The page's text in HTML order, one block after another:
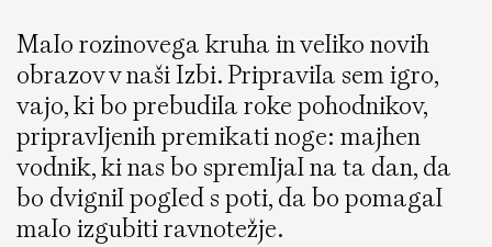
Malo rozinovega kruha in veliko novih
obrazov v naši Izbi. Pripravila sem igro,
vajo, ki bo prebudila roke pohodnikov,
pripravljenih premikati noge: majhen
vodnik, ki nas bo spremljal na ta dan, da
bo dvignil pogled s poti, da bo pomagal
malo izgubiti ravnotežje.